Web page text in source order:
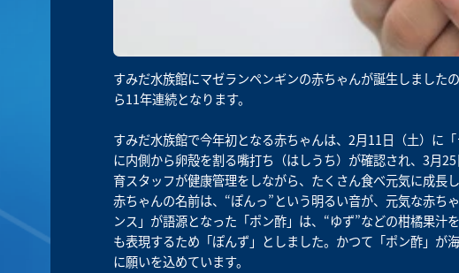
すみだ水族館にマゼランペンギンの赤ちゃんが誕生しました
ら11年連続となります。
すみだ水族館で今年初となる赤ちゃんは、2月11日（土）に
に内側から卵殻を割る嘴打ち（はしうち）が確認され、3月
育スタッフが健康管理をしながら、たくさん食べ元気に成長し
赤ちゃんの名前は、“ぽんっ”という明るい音が、元気な赤ち
ンス」が語源となった「ポン酢」は、“ゆず”などの柑橘果汁
も表現するため「ぽんず」としました。かつて「ポン酢」が
に願いを込めています。